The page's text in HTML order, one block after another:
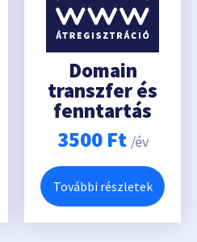
Domain
transzfer és
fenntartás
3500 Ft /év
További részletek